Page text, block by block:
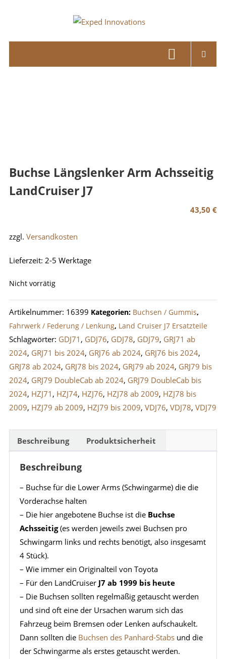
Exped
Buchse Längslenker Arm Achsseitig
LandCruiser J7
43,50€
zzgl. Versandkosten
Lieferzeit: 2-5 Werktage
Nicht vorrätig
Artikelnummer: 16399 Kategorien: Buchsen / Gummis,
Fahrwerk / Federung / Lenkung, Land Cruiser J7 Ersatzteile
Schlagwörter: GDJ71 , GDJ76, GDJ78, GDJ79, GRJ71 ab
2024, GRJ71 bis 2024, GRJ76 ab 2024, GRJ76 bis 2024,
GRJ78 ab 2024, GRJ78 bis 2024, GRJ79 ab 2024, GRJ79 bis
2024, GRJ79 DoubleCab ab 2024, GRJ79 DoubleCab bis
2024, HZJ71 , HZJ74, HZJ76, HZJ78 ab 2009, HZJ78 bis
2009, HZJ79 ab 2009, HZJ79 bis 2009, VDJ76, VDJ78, VDJ79
Beschreibung Produktsicherheit
Beschreibung
– Buchse für die Lower Arms (Schwingarme) die die
Vorderachse halten
– Die hier angebotene Buchse ist die Buchse
Achsseitig(es werden jeweils zwei Buchsen pro
Schwingarm links und rechts benötigt, also insgesamt
4 Stück).
– Wie immer ein Originalteil von Toyota
– Für den LandCruiser J7 ab 1999 bis heute
– Die Buchsen sollten regelmäßig getauscht werden
und sind oft eine der Ursachen warum sich das
Fahrzeug beim Bremsen oder Lenken aufschaukelt.
Dann sollten die Buchsen des Panhard-Stabsund die
der Schwingarme als erstes getauscht werden.